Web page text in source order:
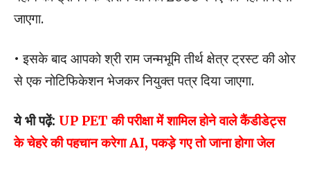
जाएगा.
• इसके बाद आपको श्री राम जन्मभूमि तीर्थ क्षेत्र ट्रस्ट की ओर
से एक नोटिफिकेशन भेजकर नियुक्त पत्र दिया जाएगा.
ये भी पढ़ें: UP PET की परीक्षा में शामिल होने वाले कैंडीडेट्स
के चेहरे की पहचान करेगा AI, पकड़े गए तो जाना होगा जेल